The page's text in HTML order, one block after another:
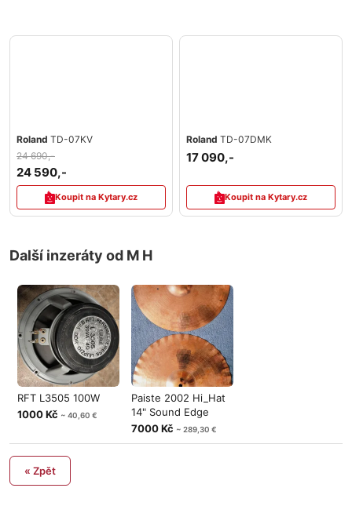
Roland TD-07KV
24 690,-
24 590,-
Koupit na Kytary.cz
Roland TD-07DMK
17 090,-
Koupit na Kytary.cz
Další inzeráty od M H
RFT L3505 100W
1000 Kč ~ 40,60 €
Paiste 2002 Hi_Hat
14" Sound Edge
7000 Kč ~ 289,30 €
« Zpět